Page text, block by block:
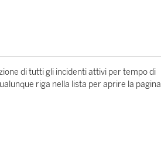
di tutti gli incidenti attivi per tempo di
riga nella lista per aprire la pagina